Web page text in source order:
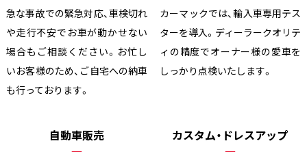
急な事故での緊急対応、車検切れ
や走行不安でお車が動かせない
場合もご相談ください。お忙し
いお客様のため、ご自宅への納車
も行っております。
カーマックでは、輸入車専用テス
ターを導入。ディーラークオリテ
ィの精度でオーナー様の愛車を
しっかり点検いたします。
自動車販売 カスタム・ドレスアップ